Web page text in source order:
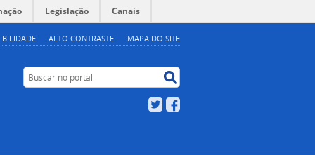
ALTO CONTRASTE MAPA DO SITE
Legislação Canais
Buscar no portal
Twitter